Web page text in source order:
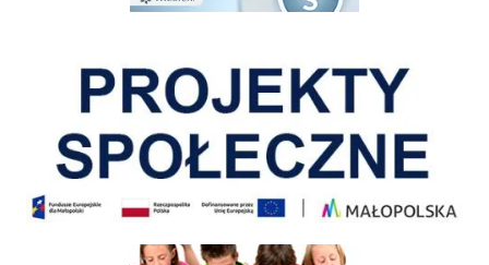
Informacja o terminach rekrutacji na rok szkolny 2026/2027